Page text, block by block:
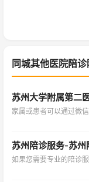
同城其他医院陪
苏州大学附属第二
家属或患者可以通过微
苏州陪诊服务-苏
如果您需要专业的陪诊